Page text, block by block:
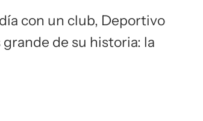
con un club, Deportivo
de su historia: la